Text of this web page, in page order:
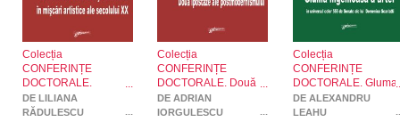
Colecția
CONFERINȚE
DOCTORALE.
Dimensiuni estetice și
stilistce în mișcări
DE LILIANA
RĂDULESCU
Colecția
CONFERINȚE
DOCTORALE. Două
ipostaze ale
postmodernismului
DE ADRIAN
IORGULESCU
Colecția
CONFERINȚE
DOCTORALE. Gluma
ingenioasă a artei în
universul celor 555 de
DE ALEXANDRU
LEAHU